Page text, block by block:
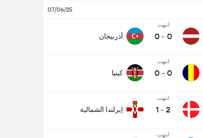
07/06/25
انتهت
0
-
0 أذربيجان
انتهت
0
-
0 كينيا
انتهت
2
-
1 إيرلندا الشمالية
انتهت